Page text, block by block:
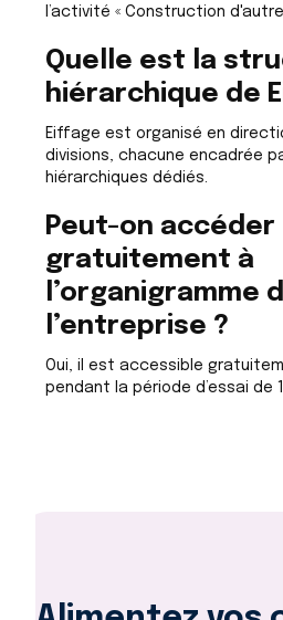
l’activité « Construction
Quelle est la
hiérarchique de
Eiffage est organisé en
divisions, chacune encadrée
hiérarchiques dédiés.
Peut-on accéder
gratuitement à
l’organigramme
l’entreprise ?
Oui, il est accessible
pendant la période d’essai de